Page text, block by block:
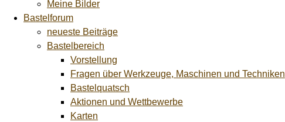
Meine Bilder
Bastelforum
neueste Beiträge
Bastelbereich
Vorstellung
Fragen über Werkzeuge, Maschinen und Techniken
Bastelquatsch
Aktionen und Wettbewerbe
Karten